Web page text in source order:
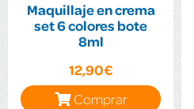
Maquillaje en crema
set 6 colores bote
8ml
12,90€
Comprar